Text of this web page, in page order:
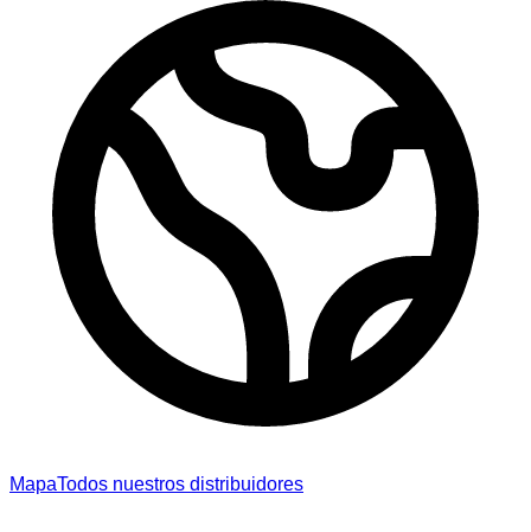
MapaTodos nuestros distribuidores